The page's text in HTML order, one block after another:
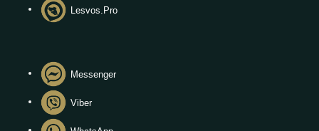
Lesvos.Pro
Messenger
Viber